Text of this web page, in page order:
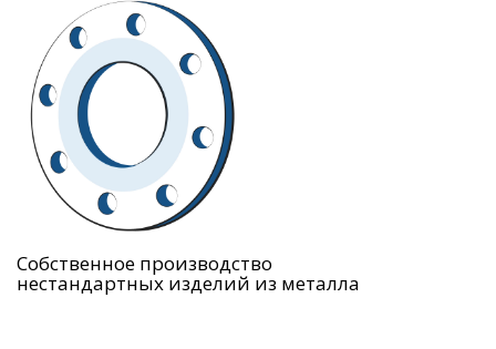
Собственное производство
нестандартных изделий из металла